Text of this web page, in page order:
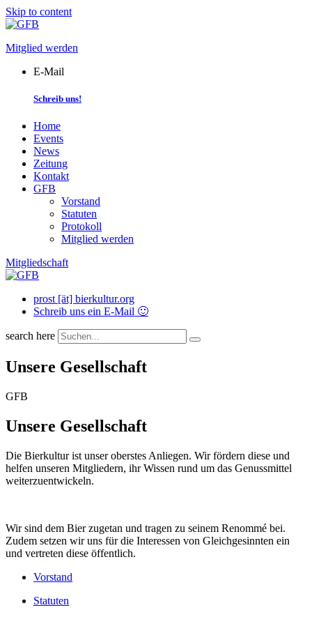
Skip to content
Mitglied werden
E-Mail
Schreib uns!
Home
Events
News
Zeitung
Kontakt
GFB
Vorstand
Statuten
Protokoll
Mitglied werden
Mitgliedschaft
prost [ät] bierkultur.org
Schreib uns ein E-Mail 🙂
search here
Unsere Gesellschaft
GFB
Unsere Gesellschaft
Die Bierkultur ist unser oberstes Anliegen. Wir fördern diese und
helfen unseren Mitgliedern, ihr Wissen rund um das Genussmittel
weiterzuentwickeln.
Wir sind dem Bier zugetan und tragen zu seinem Renommé bei.
Zudem setzen wir uns für die Interessen von Gleichgesinnten ein
und vertreten diese öffentlich.
Vorstand
Statuten